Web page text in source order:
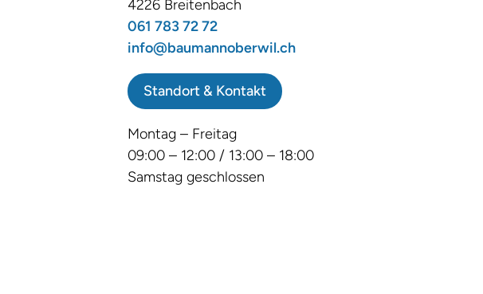
4226 Breitenbach
061 783 72 72
info@baumannoberwil.ch
Standort & Kontakt
Montag – Freitag
09:00 – 12:00 / 13:00 – 18:00
Samstag geschlossen